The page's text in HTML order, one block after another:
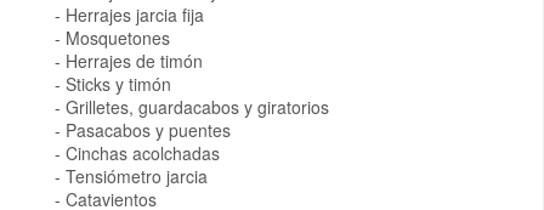
Herrajes jarcia fija
Mosquetones
Herrajes de timón
Sticks y timón
Grilletes, guardacabos y giratorios
Pasacabos y puentes
Cinchas acolchadas
Tensiómetro jarcia
Catavientos